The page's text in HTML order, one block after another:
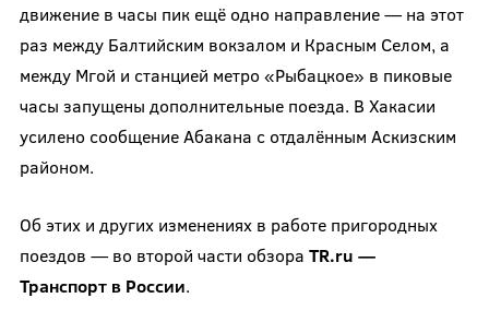
движение в часы пик ещё одно направление — на этот
раз между Балтийским вокзалом и Красным Селом, а
между Мгой и станцией метро «Рыбацкое» в пиковые
часы запущены дополнительные поезда. В Хакасии
усилено сообщение Абакана с отдалённым Аскизским
районом.
Об этих и других изменениях в работе пригородных
поездов — во второй части обзора TR.ru —
Транспорт в России.